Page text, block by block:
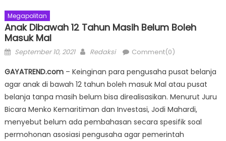
Megapolitan
Anak Dibawah 12 Tahun Masih Belum Boleh
Masuk Mal
Posted
September 10, 2021 Author
Redaksi Comment(0)
GAYATREND.com– Keinginan para pengusaha pusat belanja
agar anak di bawah 12 tahun boleh masuk Mal atau pusat
belanja tanpa masih belum bisa direalisasikan. Menurut Juru
Bicara Menko Kemaritiman dan Investasi, Jodi Mahardi,
menyebut belum ada pembahasan secara spesifik soal
permohonan asosiasi pengusaha agar pemerintah